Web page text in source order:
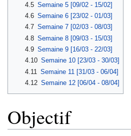
4.5 Semaine 5 [09/02 - 15/02]
4.6 Semaine 6 [23/02 - 01/03]
4.7 Semaine 7 [02/03 - 08/03]
4.8 Semaine 8 [09/03 - 15/03]
4.9 Semaine 9 [16/03 - 22/03]
4.10 Semaine 10 [23/03 - 30/03]
4.11 Semaine 11 [31/03 - 06/04]
4.12 Semaine 12 [06/04 - 08/04]
Objectif